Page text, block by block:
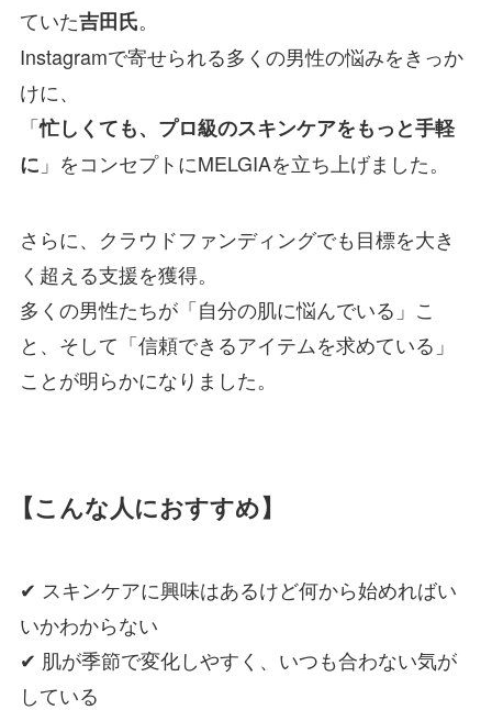
ていた吉田氏。
Instagramで寄せられる多くの男性の悩みをきっか
けに、
「忙しくても、プロ級のスキンケアをもっと手軽
に 」をコンセプトにMELGIAを立ち上げました。
さらに、クラウドファンディングでも目標を大き
く超える支援を獲得。
多くの男性たちが「自分の肌に悩んでいる」こ
と、そして「信頼できるアイテムを求めている」
ことが明らかになりました。
【こんな人におすすめ】
✔ スキンケアに興味はあるけど何から始めればい
いかわからない
✔ 肌が季節で変化しやすく、いつも合わない気が
している